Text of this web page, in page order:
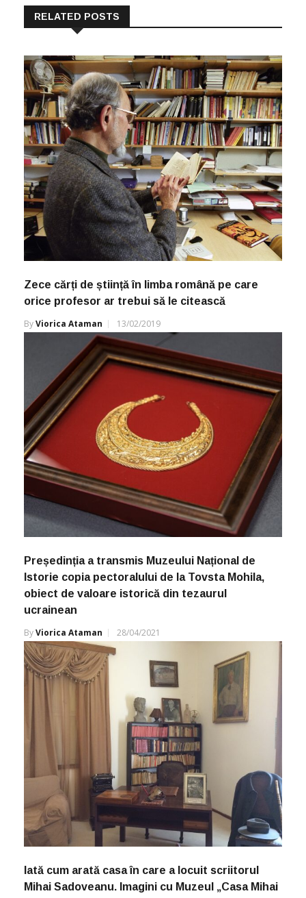
RELATED POSTS
Zece cărți de știință în limba română pe care
orice profesor ar trebui să le citească
ByViorica Ataman 13/02/2019
Președinția a transmis Muzeului Național de
Istorie copia pectoralului de la Tovsta Mohila,
obiect de valoare istorică din tezaurul
ucrainean
ByViorica Ataman 28/04/2021
Iată cum arată casa în care a locuit scriitorul
Mihai Sadoveanu. Imagini cu Muzeul „Casa Mihai